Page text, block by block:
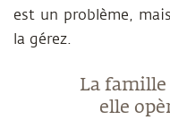
est un problème,
la gérez.
La famille
elle